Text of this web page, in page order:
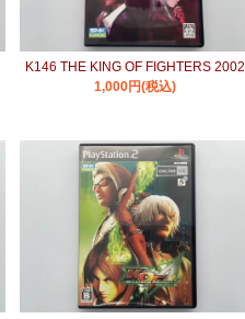
K146 THE KING OF FIGHTERS 2002
1,000円(税込)